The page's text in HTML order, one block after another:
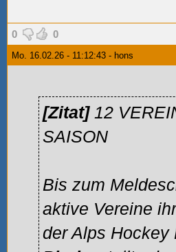
0 0
Mo. 16.02.26 - 11:12:43 - hons
[Zitat] 12
SAISON
Bis zum
aktive Vereine
der Alps